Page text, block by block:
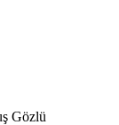
Gözlü